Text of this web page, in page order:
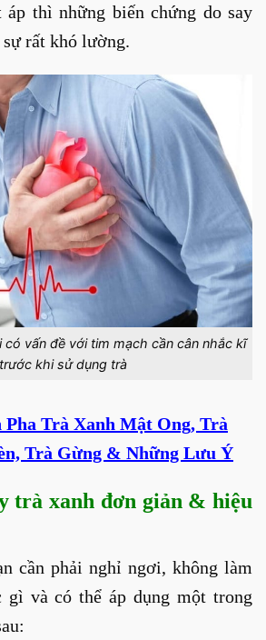
áp thì những biến chứng do say
rất khó lường.
vấn đề với tim mạch cần cân nhắc kĩ
trước khi sử dụng trà
Pha Trà Xanh Mật Ong, Trà
Trà Gừng & Những Lưu Ý
trà xanh đơn giản & hiệu
cần phải nghỉ ngơi, không làm
gì và có thể áp dụng một trong